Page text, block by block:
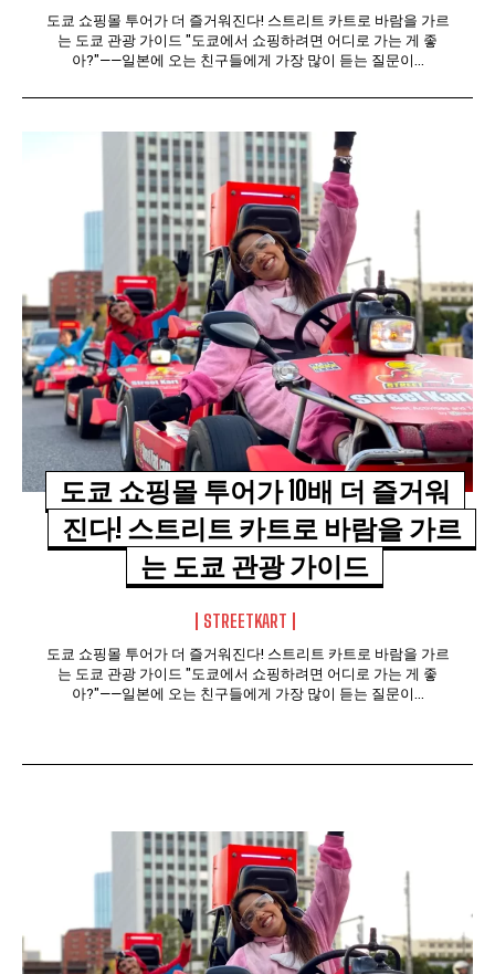
도쿄 쇼핑몰 투어가 더 즐거워진다! 스트리트 카트로 바람을 가르
는 도쿄 관광 가이드 "도쿄에서 쇼핑하려면 어디로 가는 게 좋
아?"——일본에 오는 친구들에게 가장 많이 듣는 질문이...
도쿄 쇼핑몰 투어가 10배 더 즐거워
진다! 스트리트 카트로 바람을 가르
는 도쿄 관광 가이드
STREETKART
도쿄 쇼핑몰 투어가 더 즐거워진다! 스트리트 카트로 바람을 가르
는 도쿄 관광 가이드 "도쿄에서 쇼핑하려면 어디로 가는 게 좋
아?"——일본에 오는 친구들에게 가장 많이 듣는 질문이...